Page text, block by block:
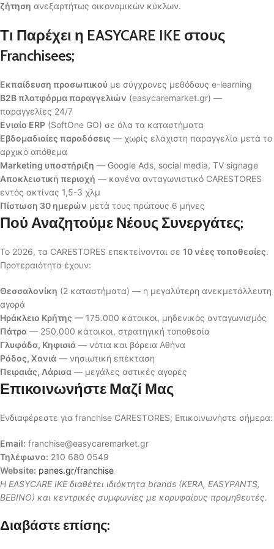
ζήτηση ανεξαρτήτως οικονομικών κύκλων.
Τι Παρέχει η EASYCARE IKE στους
Franchisees;
Εκπαίδευση προσωπικού με σύγχρονες μεθόδους e-learning
B2B πλατφόρμα παραγγελιών (easycaremarket.gr) —
παραγγελίες 24/7
Ενιαίο ERP (SoftOne GO) σε όλα τα καταστήματα
Εβδομαδιαίες παραδόσεις — χωρίς ελάχιστη παραγγελία μετά το
αρχικό απόθεμα
Marketing υποστήριξη — Google Ads, social media, TV signage
Αποκλειστική περιοχή — κανένα ανταγωνιστικό CARESTORES
εντός ακτίνας 1,5-3 χλμ
Πίστωση 30 ημερών μετά τους πρώτους 6 μήνες
Πού Αναζητούμε Νέους Συνεργάτες;
Το 2026, τα CARESTORES επεκτείνονται σε 10 νέες τοποθεσίες.
Προτεραιότητα έχουν:
Θεσσαλονίκη (2 καταστήματα) — η μεγαλύτερη ανεκμετάλλευτη
αγορά
Ηράκλειο Κρήτης — 175.000 κάτοικοι, μηδενικός ανταγωνισμός
Πάτρα — 250.000 κάτοικοι, στρατηγική τοποθεσία
Γλυφάδα, Κηφισιά — νότια και βόρεια Αθήνα
Ρόδος, Χανιά — νησιωτική επέκταση
Πειραιάς, Λάρισα — μεγάλες αστικές αγορές
Επικοινωνήστε Μαζί Μας
Ενδιαφέρεστε για franchise CARESTORES; Επικοινωνήστε σήμερα:
Email: franchise@easycaremarket.gr
Τηλέφωνο: 210 680 0549
Website: panes.gr/franchise
Η EASYCARE IKE διαθέτει ιδιόκτητα brands (KERA, EASYPANTS,
BEBINO) και κεντρικές συμφωνίες με κορυφαίους προμηθευτές.
Διαβάστε επίσης: